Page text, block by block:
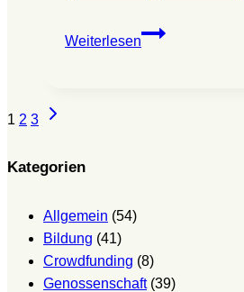
sein?
(Vortragsreihe)
Weiterlesen
Dr.
man
da
Seitennavigation
1 2 3
Nächste
Kategorien
Allgemein (54)
Bildung (41)
Crowdfunding (8)
Genossenschaft(39)